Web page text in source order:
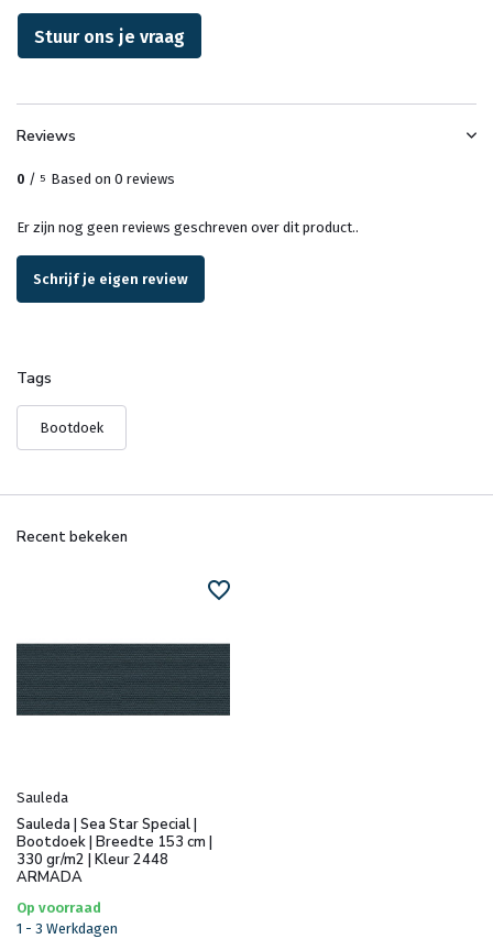
Stuur ons je vraag
Reviews
0 / 5 Based on 0 reviews
Er zijn nog geen reviews geschreven over dit product..
Schrijf je eigen review
Tags
Bootdoek
Recent bekeken
Sauleda
Sauleda | Sea Star Special |
Bootdoek | Breedte 153 cm |
330 gr/m2 | Kleur 2448
ARMADA
Op voorraad
1 - 3 Werkdagen